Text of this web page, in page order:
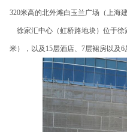
320米高的北外滩白玉兰广场（上海
徐家汇中心（虹桥路地块）位于徐
米），以及15层酒店、7层裙房以及